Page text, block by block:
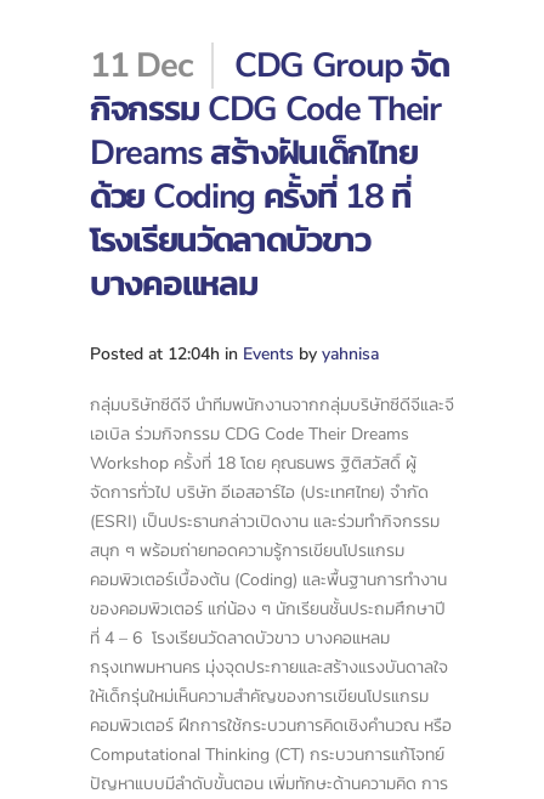
11 Dec
CDG Group จัด
กิจกรรม CDG Code Their
Dreams สร้างฝันเด็กไทย
ด้วย Coding ครั้งที่ 18 ที่
โรงเรียนวัดลาดบัวขาว
บางคอแหลม
Posted at 12:04h in Events by yahnisa
กลุ่มบริษัทซีดีจี นำทีมพนักงานจากกลุ่มบริษัทซีดีจีและจี
เอเบิล ร่วมกิจกรรม CDG Code Their Dreams
Workshop ครั้งที่ 18 โดย คุณธนพร ฐิติสวัสดิ์ ผู้
จัดการทั่วไป บริษัท อีเอสอาร์ไอ (ประเทศไทย) จำกัด
(ESRI) เป็นประธานกล่าวเปิดงาน และร่วมทำกิจกรรม
สนุก ๆ พร้อมถ่ายทอดความรู้การเขียนโปรแกรม
คอมพิวเตอร์เบื้องต้น (Coding) และพื้นฐานการทำงาน
ของคอมพิวเตอร์ แก่น้อง ๆ นักเรียนชั้นประถมศึกษาปี
ที่ 4 – 6 โรงเรียนวัดลาดบัวขาว บางคอแหลม
กรุงเทพมหานคร มุ่งจุดประกายและสร้างแรงบันดาลใจ
ให้เด็กรุ่นใหม่เห็นความสำคัญของการเขียนโปรแกรม
คอมพิวเตอร์ ฝึกการใช้กระบวนการคิดเชิงคำนวณ หรือ
Computational Thinking (CT) กระบวนการแก้โจทย์
ปัญหาแบบมีลำดับขั้นตอน เพิ่มทักษะด้านความคิด การ